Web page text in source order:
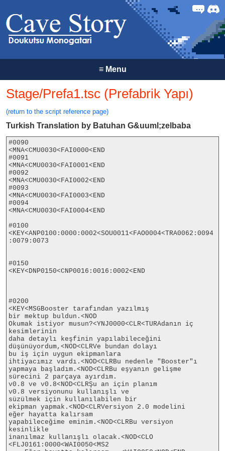
Forum
≡Menu
Stage/Prefa1.tsc (Prefabrik Yapı)
(return to the script reference page)
Turkish Translation by Batuhan G&uuml;zelbaba
#0090
<MNA<CMU0030<FAI0000<END
#0091
<MNA<CMU0030<FAI0001<END
#0092
<MNA<CMU0030<FAI0002<END
#0093
<MNA<CMU0030<FAI0003<END
#0094
<MNA<CMU0030<FAI0004<END
#0100
<KEY<ANP0100:0000:0002<SOU0011<FAO0004<TRA0062:0094
:0079:0073
#0150
<KEY<DNP0150<CNP0016:0016:0002<END
#0200
<KEY<MSGBooster tarafından yazılmış
bir mektup buldun.<NOD
Okumak istiyor musun?<YNJ0000<CLR<TURAdanın iç
kesimlerinin
daha detaylı keşfinin yapılabileceğini
düşünüyordum,<NOD<CLRVe bundan dolayı
bu iş için uygun ekipmanlara
ihtiyacımız vardı.<NOD<CLRBu nedenle "Booster"ı
yapmaya başladım.<NOD<CLRBu eşyanın gelişme
sürecini 2 parçaya ayırdım.
v0.8 ve v0.8<NOD<CLRŞu an için planım
v0.8 versiyonunu kullanışlı ve
süzülmek için kullanılabilen bir
ekipman yapmak.<NOD<CLRVersiyon 2.0 modelini
eğer hayatta kalırsam
yapabileceğime eminim.<NOD<CLRBu versiyon
kesinlikle
inanılmaz kullanışlı olacak.<NOD<CLO
<FLJ0161:0000<WAI0050<MS2